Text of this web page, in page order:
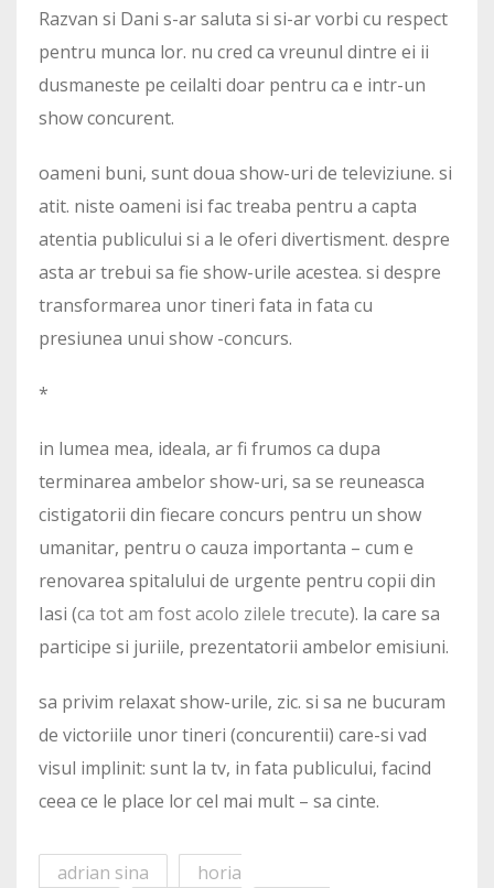
Razvan si Dani s-ar saluta si si-ar vorbi cu respect
pentru munca lor. nu cred ca vreunul dintre ei ii
dusmaneste pe ceilalti doar pentru ca e intr-un
show concurent.
oameni buni, sunt doua show-uri de televiziune. si
atit. niste oameni isi fac treaba pentru a capta
atentia publicului si a le oferi divertisment. despre
asta ar trebui sa fie show-urile acestea. si despre
transformarea unor tineri fata in fata cu
presiunea unui show -concurs.
*
in lumea mea, ideala, ar fi frumos ca dupa
terminarea ambelor show-uri, sa se reuneasca
cistigatorii din fiecare concurs pentru un show
umanitar, pentru o cauza importanta – cum e
renovarea spitalului de urgente pentru copii din
Iasi (ca tot am fost acolo zilele trecute). la care sa
participe si juriile, prezentatorii ambelor emisiuni.
sa privim relaxat show-urile, zic. si sa ne bucuram
de victoriile unor tineri (concurentii) care-si vad
visul implinit: sunt la tv, in fata publicului, facind
ceea ce le place lor cel mai mult – sa cinte.
adrian sina horia